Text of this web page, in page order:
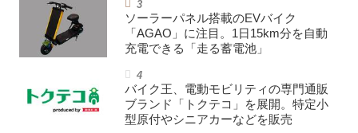
ソーラーパネル搭載のEVバイク
「AGAO」に注目。1日15km分を自動
充電できる「走る蓄電池」
バイク王、電動モビリティの専門通販
ブランド「トクテコ」を展開。特定小
型原付やシニアカーなどを販売